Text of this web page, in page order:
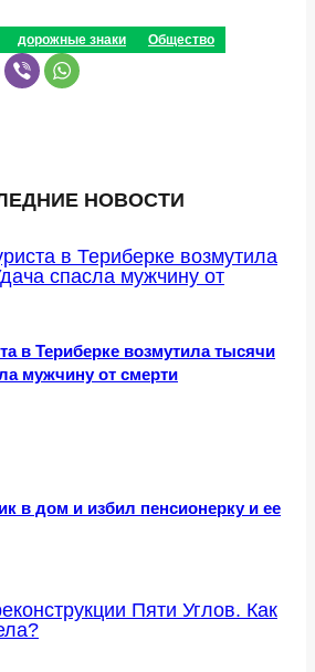
дорожные знаки Общество
НОВОСТИ
в Териберке возмутила тысячи
мужчину от смерти
в дом и избил пенсионерку и ее